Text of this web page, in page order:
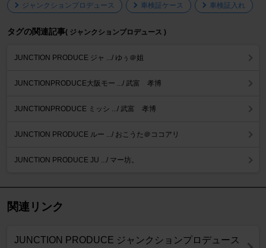
ジャンクションプロデュース 車検証ケース 車検証入れ
タグの関連記事( ジャンクションプロデュース )
JUNCTION PRODUCE ジャ .../ ゆぅ＠姐
JUNCTIONPRODUCE大阪モー .../ 武富 孝博
JUNCTIONPRODUCE ミッシ .../ 武富 孝博
JUNCTION PRODUCE ルー .../ おこうた＠ココアリ
JUNCTION PRODUCE JU .../ マー坊。
関連リンク
JUNCTION PRODUCE ジャンクションプロデュース